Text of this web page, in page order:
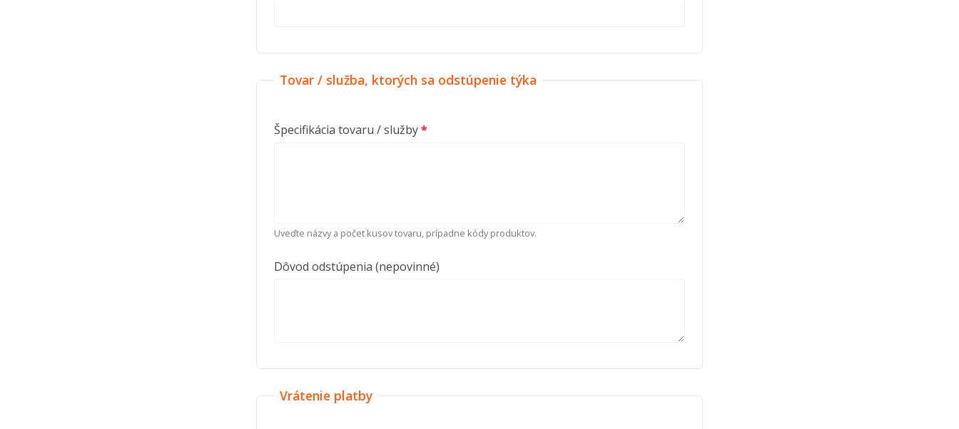
Tovar / služba, ktorých sa odstúpenie týka
Špecifikácia tovaru / služby
Uveďte názvy a počet kusov tovaru, prípadne kódy produktov.
Dôvod odstúpenia (nepovinné)
Vrátenie platby